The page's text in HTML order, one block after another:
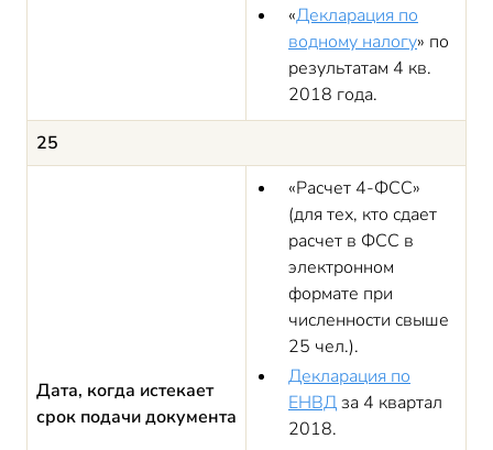
«Декларация по
водному налогу» по
результатам 4 кв.
2018 года.
25
Дата, когда истекает
срок подачи документа
«Расчет 4-ФСС»
(для тех, кто сдает
расчет в ФСС в
электронном
формате при
численности свыше
25 чел.).
Декларация по
ЕНВДза 4 квартал
2018.